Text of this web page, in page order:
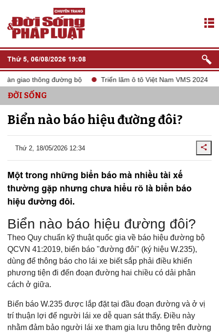
Thứ 5, 06/08/2026 19:08
giao thông đường bộ Triển lãm ô tô Việt Nam VMS 2024
ĐỜI SỐNG
Biển nào báo hiệu đường đôi?
Thứ 2, 18/05/2026 12:34
Một trong những biển báo mà nhiều tài xế
thường gặp nhưng chưa hiểu rõ là biển báo
hiệu đường đôi.
Biển nào báo hiệu đường đôi?
Theo Quy chuẩn kỹ thuật quốc gia về báo hiệu đường bộ
QCVN 41:2019, biển báo "đường đôi" (ký hiệu W.235),
dùng để thông báo cho lái xe biết sắp phải điều khiển
phương tiện đi đến đoạn đường hai chiều có dải phân
cách ở giữa.
Biển báo W.235 được lắp đặt tại đầu đoạn đường và ở vị
trí thuận lợi để người lái xe dễ quan sát thấy. Điều này
nhằm đảm bảo người lái xe tham gia lưu thông trên đường